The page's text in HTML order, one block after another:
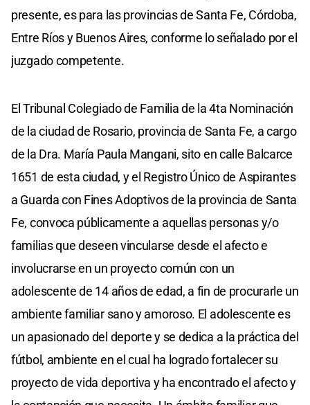
presente, es para las provincias de Santa Fe, Córdoba,
Entre Ríos y Buenos Aires, conforme lo señalado por el
juzgado competente.
El Tribunal Colegiado de Familia de la 4ta Nominación
de la ciudad de Rosario, provincia de Santa Fe, a cargo
de la Dra. María Paula Mangani, sito en calle Balcarce
1651 de esta ciudad, y el Registro Único de Aspirantes
a Guarda con Fines Adoptivos de la provincia de Santa
Fe, convoca públicamente a aquellas personas y/o
familias que deseen vincularse desde el afecto e
involucrarse en un proyecto común con un
adolescente de 14 años de edad, a fin de procurarle un
ambiente familiar sano y amoroso. El adolescente es
un apasionado del deporte y se dedica a la práctica del
fútbol, ambiente en el cual ha logrado fortalecer su
proyecto de vida deportiva y ha encontrado el afecto y